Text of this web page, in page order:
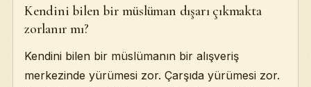
Kendini bilen bir müslüman dışarı çıkmakta
zorlanır mı?
Kendini bilen bir müslümanın bir alışveriş
merkezinde yürümesi zor. Çarşıda yürümesi zor.